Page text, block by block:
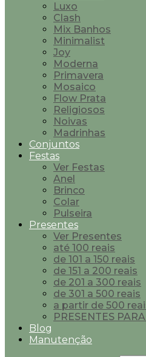
Luxo
Clash
Mix Banhos
Minimalist
Joy
Moderna
Primavera
Mosaico
Flow Prata
Religiosos
Noivas
Madrinhas
Conjuntos
Festas
Ver Festas
Anel
Brinco
Colar
Pulseira
Presentes
Ver Presentes
até 100 reais
de 101 a 150 reais
de 151 a 200 reais
de 201 a 300 reais
de 301 a 500 reais
a partir de 500
PRESENTES
Blog
Manutenção